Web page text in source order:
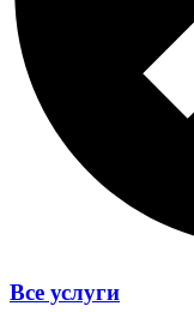
Все услуги